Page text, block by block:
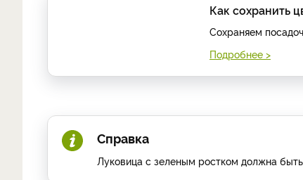
Как сохранить
Сохраняем
Подробнее >
Справка
Луковица с зеленым ростком должна